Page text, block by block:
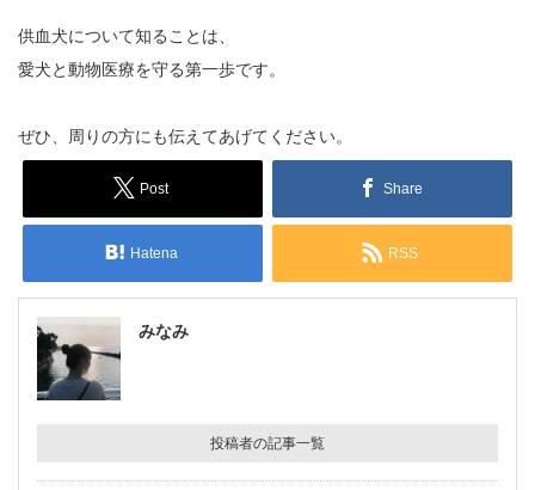
供血犬について知ることは、
愛犬と動物医療を守る第一歩です。
ぜひ、周りの方にも伝えてあげてください。
Post Share
Hatena RSS
みなみ
投稿者の記事一覧